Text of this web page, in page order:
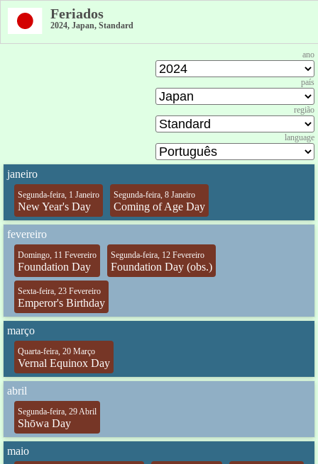
Feriados
2024, Japan, Standard
ano
país
região
language
janeiro
Segunda-feira, 1 Janeiro
New Year's Day
Segunda-feira, 8 Janeiro
Coming of Age Day
fevereiro
Domingo, 11 Fevereiro
Foundation Day
Segunda-feira, 12 Fevereiro
Foundation Day (obs.)
Sexta-feira, 23 Fevereiro
Emperor's Birthday
março
Quarta-feira, 20 Março
Vernal Equinox Day
abril
Segunda-feira, 29 Abril
Shōwa Day
maio